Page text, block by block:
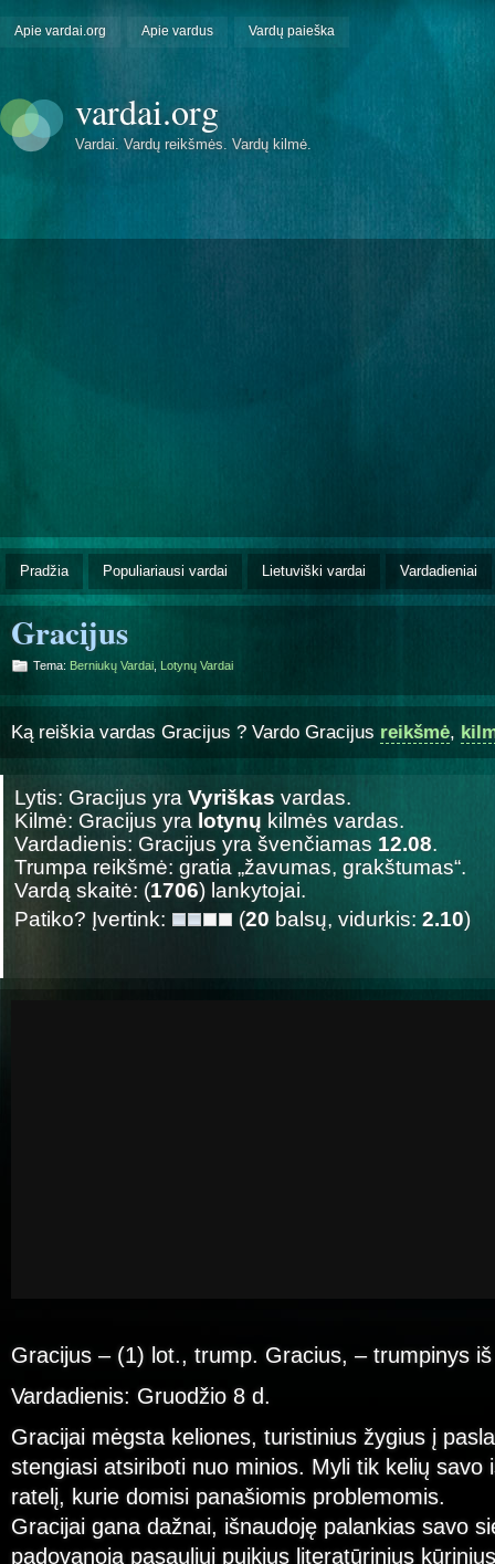
Apie vardai.org Apie vardus Vardų paieška
vardai.org
Vardai. Vardų reikšmės. Vardų kilmė.
Pradžia Populiariausi vardai Lietuviški vardai Vardadieniai
Gracijus
Tema: Berniukų Vardai Lotynų Vardai
Ką reiškia vardas Gracijus ? Vardo Gracijus reikšmė,
Lytis: Gracijus yra Vyriškas vardas.
Kilmė: Gracijus yra lotynų kilmės vardas.
Vardadienis: Gracijus yra švenčiamas 12.08.
Trumpa reikšmė: gratia „žavumas, grakštumas“.
Vardą skaitė: (1706) lankytojai.
Patiko? Įvertink:
(20 balsų, vidurkis: 2.10)
Gracijus – (1) lot., trump. Gracius, – trumpinys
Vardadienis: Gruodžio 8 d.
Gracijai mėgsta keliones, turistinius žygius į
stengiasi atsiriboti nuo minios. Myli tik kelių savo
ratelį, kurie domisi panašiomis problemomis.
Gracijai gana dažnai, išnaudoję palankias savo
padovanoja pasauliui puikius literatūrinius